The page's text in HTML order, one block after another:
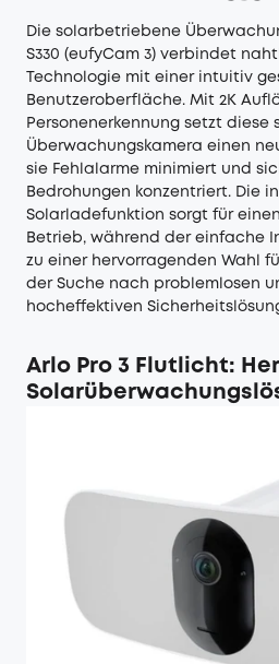
Die solarbetriebene
S330 (eufyCam 3) verbindet
Technologie mit einer intuitiv
Benutzeroberfläche. Mit 2K
Personenerkennung setzt diese
Überwachungskamera einen
sie Fehlalarme minimiert und
Bedrohungen konzentriert. Die
Solarladefunktion sorgt für
Betrieb, während der einfache
zu einer hervorragenden Wahl
der Suche nach problemlosen
hocheffektiven
Arlo Pro 3 Flutlicht: